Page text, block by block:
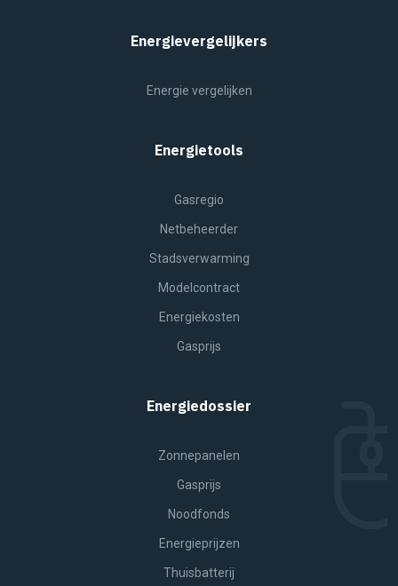
Energievergelijkers
Energie vergelijken
Energietools
Gasregio
Netbeheerder
Stadsverwarming
Modelcontract
Energiekosten
Gasprijs
Energiedossier
Zonnepanelen
Gasprijs
Noodfonds
Energieprijzen
Thuisbatterij